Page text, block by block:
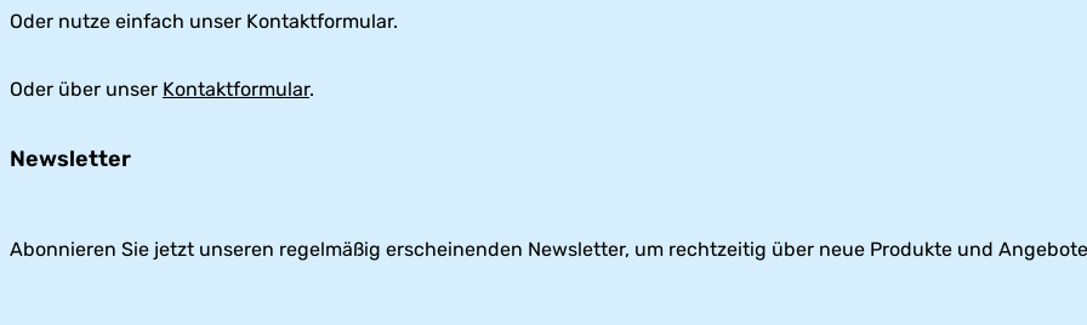
Oder nutze einfach unser Kontaktformular.
Oder über unser Kontaktformular.
Newsletter
Abonnieren Sie jetzt unseren regelmäßig erscheinenden Newsletter, um rechtzeitig über neue Produkte und